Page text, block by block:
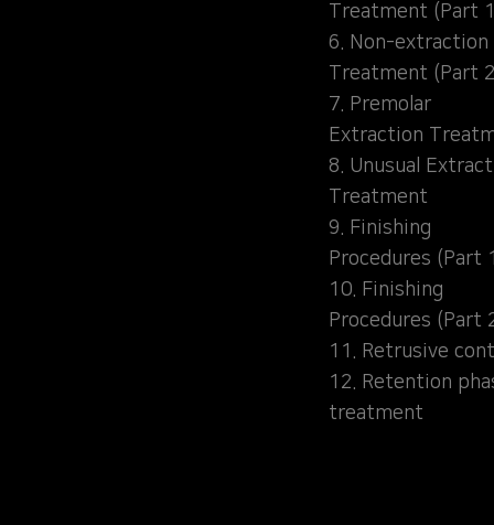
Treatment (Part
6. Non-extraction
Treatment (Part
7. Premolar
Extraction
8. Unusual
Treatment
9. Finishing
Procedures (Part
10. Finishing
Procedures (Part
11. Retrusive
12. Retention
treatment